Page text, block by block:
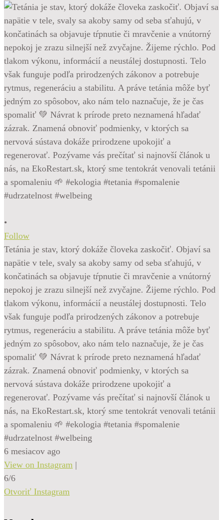
•
Follow
Tetánia je stav, ktorý dokáže človeka zaskočiť. Objaví sa
napätie v tele, svaly sa akoby samy od seba sťahujú, v
končatinách sa objavuje tŕpnutie či mravčenie a vnútorný
nepokoj je zrazu silnejší než zvyčajne. Žijeme rýchlo. Pod
tlakom výkonu, informácií a neustálej dostupnosti. Telo
však funguje podľa prirodzených zákonov a potrebuje
rytmus, regeneráciu a stabilitu. A práve tetánia môže byť
jedným zo spôsobov, ako nám telo naznačuje, že je čas
spomaliť 💚 Návrat k prírode preto neznamená hľadať
zázrak. Znamená obnoviť podmienky, v ktorých sa
nervová sústava dokáže prirodzene upokojiť a
regenerovať. Pozývame vás prečítať si najnovší článok u
nás, na EkoRestart.sk, ktorý sme tentokrát venovali tetánii
a spomaleniu 🌱 #ekologia #tetania #spomalenie
#udrzatelnost #welbeing
6 mesiacov ago
View on Instagram |
6/6
Otvoriť Instagram